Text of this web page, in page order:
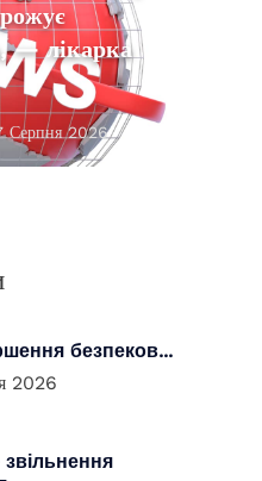
— лікарка
Серпня 2026
безпеков...
2026